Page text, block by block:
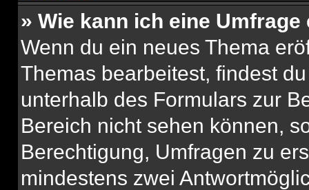
» Wie kann ich eine
Wenn du ein neues Thema
Themas bearbeitest, findest
unterhalb des Formulars zur
Bereich nicht sehen können,
Berechtigung, Umfragen zu
mindestens zwei